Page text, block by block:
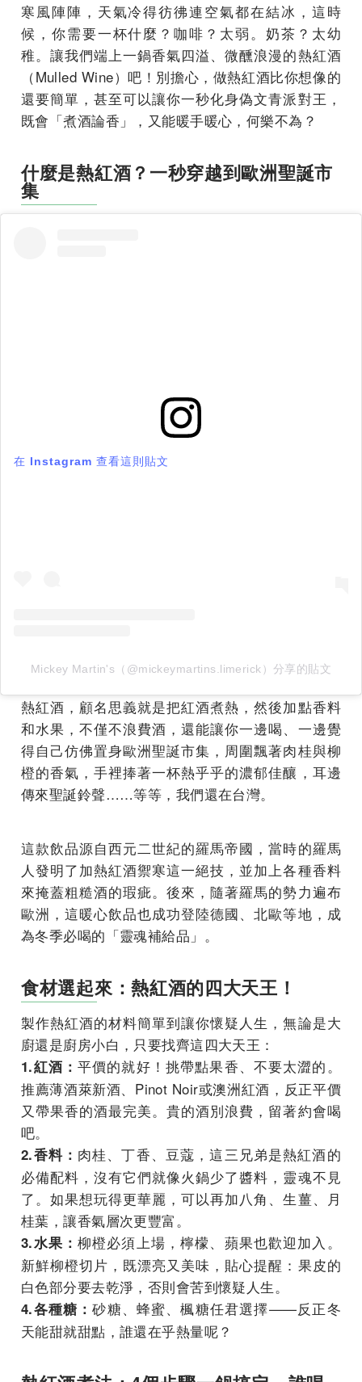
寒風陣陣，天氣冷得彷彿連空氣都在結冰，這時
候，你需要一杯什麼？咖啡？太弱。奶茶？太幼
稚。讓我們端上一鍋香氣四溢、微醺浪漫的熱紅酒
（Mulled Wine）吧！別擔心，做熱紅酒比你想像的
還要簡單，甚至可以讓你一秒化身偽文青派對王，
既會「煮酒論香」，又能暖手暖心，何樂不為？
什麼是熱紅酒？一秒穿越到歐洲聖誕市
集
在 Instagram 查看這則貼文
Mickey Martin's（@mickeymartins.limerick）分享的貼文
熱紅酒，顧名思義就是把紅酒煮熱，然後加點香料
和水果，不僅不浪費酒，還能讓你一邊喝、一邊覺
得自己仿佛置身歐洲聖誕市集，周圍飄著肉桂與柳
橙的香氣，手裡捧著一杯熱乎乎的濃郁佳釀，耳邊
傳來聖誕鈴聲……等等，我們還在台灣。
這款飲品源自西元二世紀的羅馬帝國，當時的羅馬
人發明了加熱紅酒禦寒這一絕技，並加上各種香料
來掩蓋粗糙酒的瑕疵。後來，隨著羅馬的勢力遍布
歐洲，這暖心飲品也成功登陸德國、北歐等地，成
為冬季必喝的「靈魂補給品」。
食材選起來：熱紅酒的四大天王！
製作熱紅酒的材料簡單到讓你懷疑人生，無論是大
廚還是廚房小白，只要找齊這四大天王：
1.紅酒：平價的就好！挑帶點果香、不要太澀的。
推薦薄酒萊新酒、Pinot Noir或澳洲紅酒，反正平價
又帶果香的酒最完美。貴的酒別浪費，留著約會喝
吧。
2.香料： 肉桂、丁香、豆蔻，這三兄弟是熱紅酒的
必備配料，沒有它們就像火鍋少了醬料，靈魂不見
了。如果想玩得更華麗，可以再加八角、生薑、月
桂葉，讓香氣層次更豐富。
3.水果：柳橙必須上場，檸檬、蘋果也歡迎加入。
新鮮柳橙切片，既漂亮又美味，貼心提醒：果皮的
白色部分要去乾淨，否則會苦到懷疑人生。
4.各種糖：砂糖、蜂蜜、楓糖任君選擇——反正冬
天能甜就甜點，誰還在乎熱量呢？